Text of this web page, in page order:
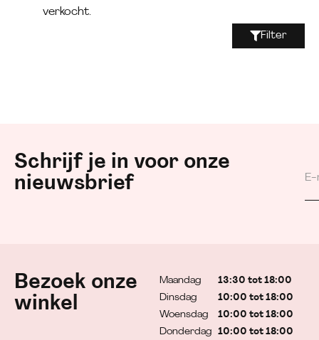
verkocht.
Filter
Schrijf je in voor onze
nieuwsbrief
Bezoek onze
winkel
Maandag
Dinsdag
Woensdag
Donderdag
13:30 tot 18:00
10:00 tot 18:00
10:00 tot 18:00
10:00 tot 18:00